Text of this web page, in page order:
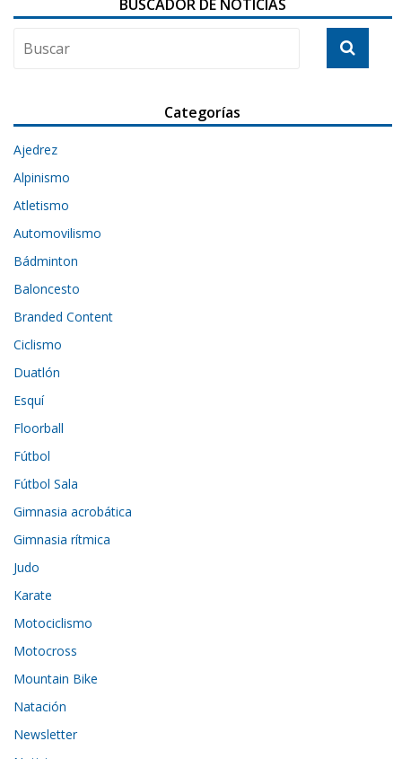
BUSCADOR DE NOTICIAS
Categorías
Ajedrez
Alpinismo
Atletismo
Automovilismo
Bádminton
Baloncesto
Branded Content
Ciclismo
Duatlón
Esquí
Floorball
Fútbol
Fútbol Sala
Gimnasia acrobática
Gimnasia rítmica
Judo
Karate
Motociclismo
Motocross
Mountain Bike
Natación
Newsletter